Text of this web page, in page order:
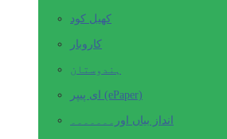
کھیل کود
کاروبار
ہندوستان
ای پیپر (ePaper)
انداز بیاں اور۔۔۔۔۔۔۔